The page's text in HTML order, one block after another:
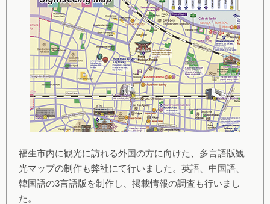
福生市内に観光に訪れる外国の方に向けた、多言語版観
光マップの制作も弊社にて行いました。英語、中国語、
韓国語の3言語版を制作し、掲載情報の調査も行いまし
た。